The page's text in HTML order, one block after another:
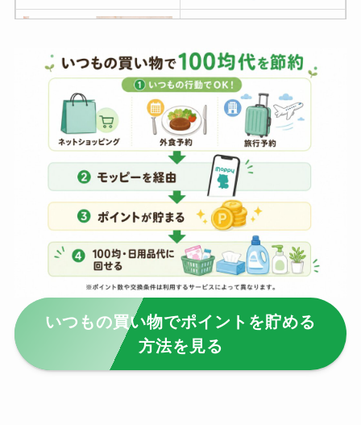
リア等でポイズンリム
ーバーは買える？使い
方や選び方を解説！
【100均】ダイソー/セ
リア等でフロアラバー
ほうきは買える？選び
方＆使い方を徹底ガイ
ド！
【100均】ダイソー/セ
リア等でハンディファ
ンカバーは買える？お
すすめ素材＆選び方ガ
イド！
いつもの買い物でポイントを貯める
方法を見る